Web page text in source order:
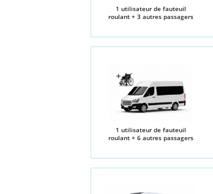
1 utilisateur de fauteuil
roulant + 3 autres passagers
1 utilisateur de fauteuil
roulant + 6 autres passagers